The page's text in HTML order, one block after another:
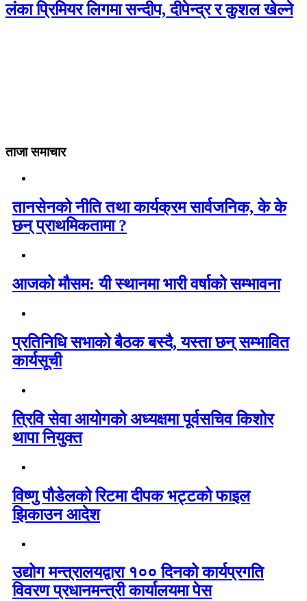
लंका प्रिमियर लिगमा सन्दीप, दीपेन्द्र र कुशल खेल्ने
ताजा समाचार
तानसेनको नीति तथा कार्यक्रम सार्वजनिक, के के
छन् प्राथमिकतामा ?
आजको मौसम: यी स्थानमा भारी वर्षाको सम्भावना
प्रतिनिधि सभाको बैठक बस्दै, यस्ता छन् सम्भावित
कार्यसूची
त्रिवि सेवा आयोगको अध्यक्षमा पूर्वसचिव किशोर
थापा नियुक्त
विष्णु पौडेलको रिटमा दीपक भट्टको फाइल
झिकाउन आदेश
उद्योग मन्त्रालयद्वारा १०० दिनको कार्यप्रगति
विवरण प्रधानमन्त्री कार्यालयमा पेस